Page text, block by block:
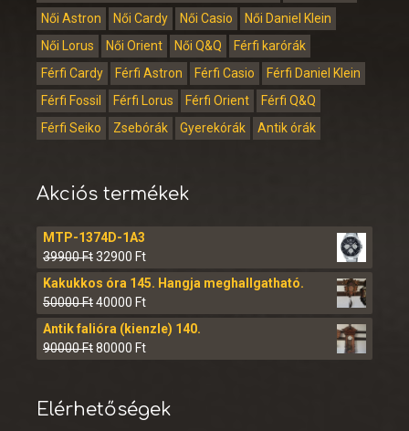
Női Astron
Női Cardy Női Casio
Női Daniel Klein
Női Lorus
Női Orient Női Q&Q
Férfi karórák
Férfi Cardy
Férfi Astron Férfi Casio
Férfi Daniel Klein
Férfi Fossil
Férfi Lorus Férfi Orient
Férfi Q&Q
Férfi Seiko
Zsebórák Gyerekórák Antik órák
Akciós termékek
MTP-1374D-1A3
39900Ft32900 Ft
Kakukkos óra 145. Hangja meghallgatható.
50000Ft40000 Ft
Antik falióra (kienzle) 140.
90000Ft80000 Ft
Elérhetőségek